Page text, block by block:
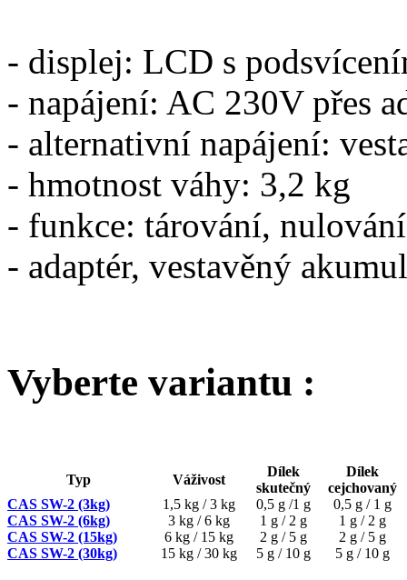
- displej: LCD s
- napájení: AC 230V přes
- alternativní napájení:
- hmotnost váhy: 3,2 kg
- funkce: tárování,
- adaptér, vestavěný
Vyberte variantu :
Typ Váživost
Dílek
skutečný
Dílek
cejchovaný
CAS SW-2 (3kg)
1,5 kg / 3 kg 0,5 g /1 g
0,5 g / 1 g
CAS SW-2 (6kg)
3 kg / 6 kg 1 g / 2 g
1 g / 2 g
CAS SW-2 (15kg)
6 kg / 15 kg 2 g / 5 g
2 g / 5 g
CAS SW-2 (30kg)
15 kg / 30 kg 5 g / 10 g 5 g / 10 g